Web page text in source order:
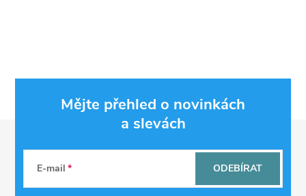
Mějte přehled o novinkách
a slevách
E-mail ODEBÍRAT